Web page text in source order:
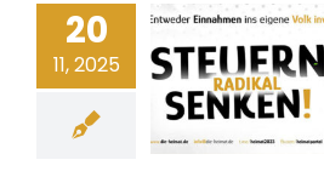
20
11, 2025